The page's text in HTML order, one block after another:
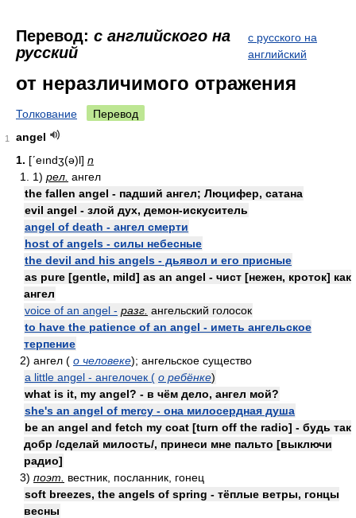
Перевод: с английского на
русский
с русского на
английский
от неразличимого отражения
Толкование Перевод
1
angel
1. [ʹeındʒ(ə)l] n
1. 1) рел. ангел
the fallen angel - падший ангел; Люцифер, сатана
evil angel - злой дух, демон-искуситель
angel of death - ангел смерти
host of angels - силы небесные
the devil and his angels - дьявол и его присные
as pure [gentle, mild] as an angel - чист [нежен, кроток] как
ангел
voice of an angel - разг. ангельский голосок
to have the patience of an angel - иметь ангельское
терпение
2) ангел ( о человеке); ангельское существо
a little angel - ангелочек ( о ребёнке)
what is it, my angel? - в чём дело, ангел мой?
she's an angel of mercy - она милосердная душа
be an angel and fetch my coat [turn off the radio] - будь так
добр /сделай милость/, принеси мне пальто [выключи
радио]
3) поэт.
вестник, посланник, гонец
soft breezes, the angels of spring - тёплые ветры, гонцы
весны